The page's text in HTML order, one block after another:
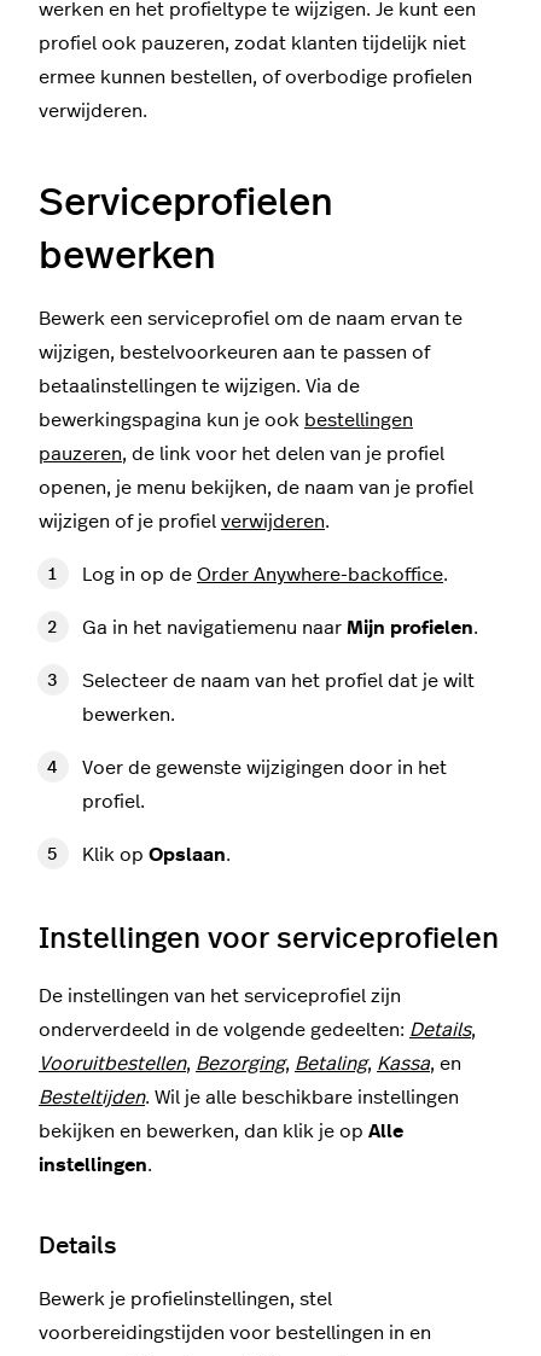
werken en het profieltype te wijzigen. Je kunt een
profiel ook pauzeren, zodat klanten tijdelijk niet
ermee kunnen bestellen, of overbodige profielen
verwijderen.
Serviceprofielen
bewerken
Bewerk een serviceprofiel om de naam ervan te
wijzigen, bestelvoorkeuren aan te passen of
betaalinstellingen te wijzigen. Via de
bewerkingspagina kun je ook bestellingen
pauzeren, de link voor het delen van je profiel
openen, je menu bekijken, de naam van je profiel
wijzigen of je profiel verwijderen.
Log in op de Order Anywhere-backoffice.
Ga in het navigatiemenu naar Mijn profielen.
Selecteer de naam van het profiel dat je wilt
bewerken.
Voer de gewenste wijzigingen door in het
profiel.
Klik op Opslaan.
Instellingen voor serviceprofielen
De instellingen van het serviceprofiel zijn
onderverdeeld in de volgende gedeelten: Details,
Vooruitbestellen, Bezorging, Betaling, Kassa, en
Besteltijden. Wil je alle beschikbare instellingen
bekijken en bewerken, dan klik je op Alle
instellingen.
Details
Bewerk je profielinstellingen, stel
voorbereidingstijden voor bestellingen in en